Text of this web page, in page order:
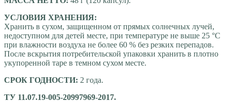
УСЛОВИЯ ХРАНЕНИЯ:
Хранить в сухом, защищенном от прямых солнечных лучей,
недоступном для детей месте, при температуре не выше 25 °С
при влажности воздуха не более 60 % без резких перепадов.
После вскрытия потребительской упаковки хранить в плотно
укупоренной таре в темном сухом месте.
СРОК ГОДНОСТИ: 2 года.
ТУ 11.07.19-005-20997969-2017.